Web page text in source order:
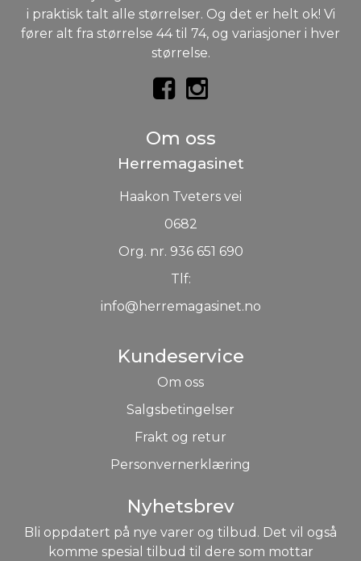
i praktisk talt alle størrelser. Og det er helt ok! Vi
fører alt fra størrelse 44 til 74, og variasjoner i hver
størrelse.
Om oss
Herremagasinet
Haakon Tveters vei
0682
Org. nr. 936 651 690
Tlf:
info@herremagasinet.no
Kundeservice
Om oss
Salgsbetingelser
Frakt og retur
Personvernerklæring
Nyhetsbrev
Bli oppdatert på nye varer og tilbud. Det vil også
komme spesial tilbud til dere som mottar